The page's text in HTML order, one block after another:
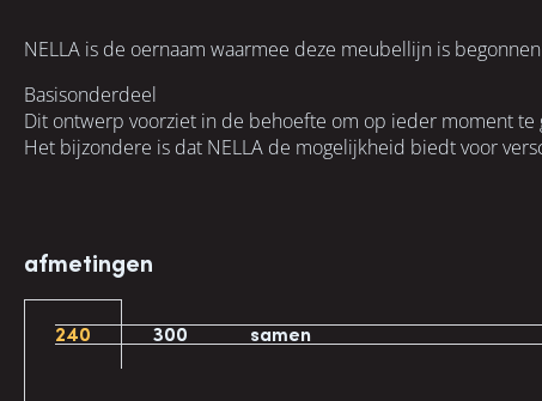
D 61,5
NELLA is de oernaam waarmee deze meubellijn is begonnen
Basisonderdeel
Dit ontwerp voorziet in de behoefte om op ieder moment te
Het bijzondere is dat NELLA de mogelijkheid biedt voor
afmetingen
240 300 samen